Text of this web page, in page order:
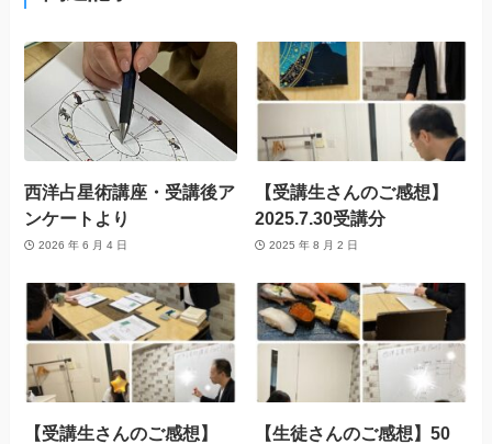
西洋占星術講座・受講後ア
ンケートより
2026 年 6 月 4 日
【受講生さんのご感想】
2025.7.30受講分
2025 年 8 月 2 日
【受講生さんのご感想】
【生徒さんのご感想】50